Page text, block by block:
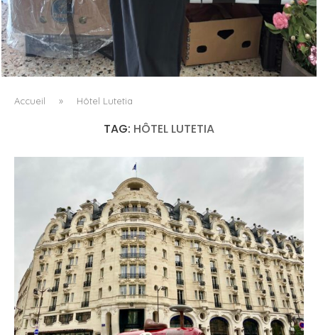
LE BAULETTO DE MM6 MAISON MARGIELA, OU LA
GÉOMÉTRIE COMME SEUL ORNEMENT
Accueil » Hôtel Lutetia
TAG: HÔTEL LUTETIA